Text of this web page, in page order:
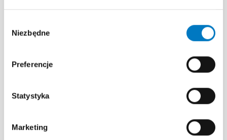
zgody
Niezbędne
Preferencje
Statystyka
Marketing
redukcja ryzyka sepsy i zakrzepicy poprzez
dostępnych urządzeń i ich dopasowanie do
na program edukacyjny